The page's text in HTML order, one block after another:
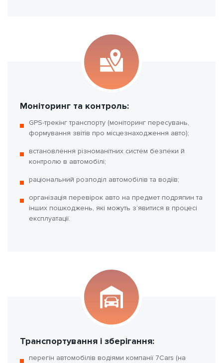
Моніторинг та контроль:
GPS-трекінг транспорту (моніторинг пересувань,
формування звітів про місцезнаходження авто);
встановлення різноманітних систем безпеки й
контролю в автомобілі;
раціональний розподіл автомобілів та водіїв;
організація перевірок авто на предмет подряпин та
інших пошкоджень, які можуть з’явитися в процесі
експлуатації.
Транспортування і зберігання:
перегін автомобілів водіями компанії 7Cars (на